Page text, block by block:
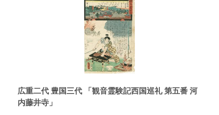
広重二代 豊国三代 「観音霊験記西国巡礼 第五番 河
内藤井寺」